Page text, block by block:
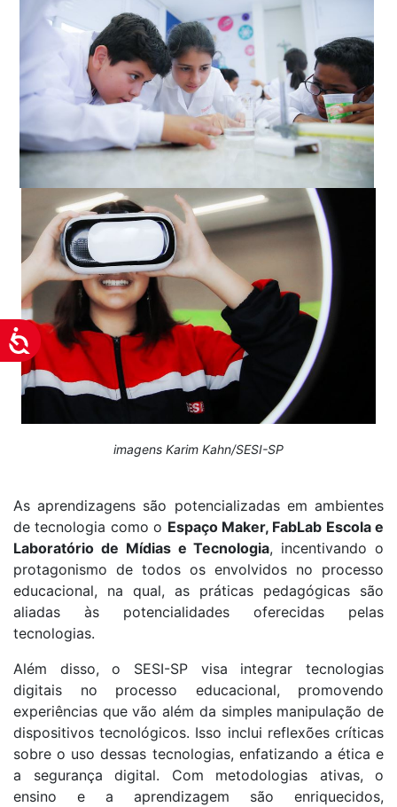
Acessibilidade
imagens Karim Kahn/SESI-SP
As aprendizagens são potencializadas em ambientes
de tecnologia como o Espaço Maker, FabLab Escola e
Laboratório de Mídias e Tecnologia, incentivando o
protagonismo de todos os envolvidos no processo
educacional, na qual, as práticas pedagógicas são
aliadas às potencialidades oferecidas pelas
tecnologias.
Além disso, o SESI-SP visa integrar tecnologias
digitais no processo educacional, promovendo
experiências que vão além da simples manipulação de
dispositivos tecnológicos. Isso inclui reflexões críticas
sobre o uso dessas tecnologias, enfatizando a ética e
a segurança digital. Com metodologias ativas, o
ensino e a aprendizagem são enriquecidos,